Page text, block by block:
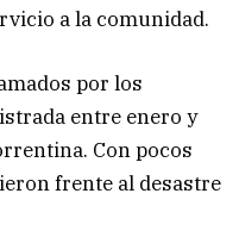
a la comunidad.
por los
entre enero y
Con pocos
frente al desastre